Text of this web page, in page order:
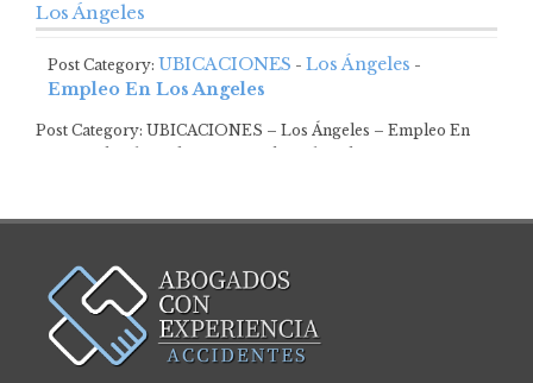
Los Ángeles
Post Category: UBICACIONES - Los Ángeles -
Empleo En Los Angeles
Post Category: UBICACIONES – Los Ángeles – Empleo En